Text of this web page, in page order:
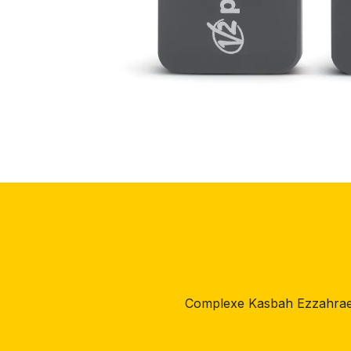
Complexe Kasbah